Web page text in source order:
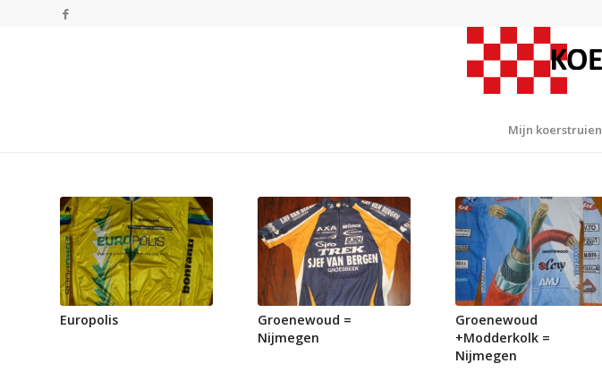
Mijn koerstruien
Europolis
Groenewoud =
Nijmegen
Groenewoud
+Modderkolk =
Nijmegen